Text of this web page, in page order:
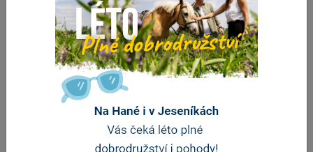
U Náměstí - apartmán